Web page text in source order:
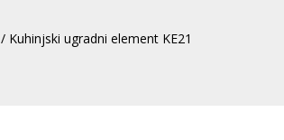
/ Kuhinjski ugradni element KE21